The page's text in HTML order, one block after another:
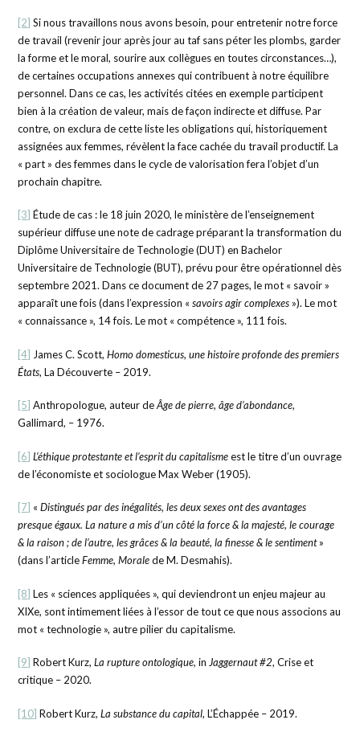
[2] Si nous travaillons nous avons besoin, pour entretenir notre force
de travail (revenir jour après jour au taf sans péter les plombs, garder
la forme et le moral, sourire aux collègues en toutes circonstances…),
de certaines occupations annexes qui contribuent à notre équilibre
personnel. Dans ce cas, les activités citées en exemple participent
bien à la création de valeur, mais de façon indirecte et diffuse. Par
contre, on exclura de cette liste les obligations qui, historiquement
assignées aux femmes, révèlent la face cachée du travail productif. La
« part » des femmes dans le cycle de valorisation fera l’objet d’un
prochain chapitre.
[3] Étude de cas : le 18 juin 2020, le ministère de l’enseignement
supérieur diffuse une note de cadrage préparant la transformation du
Diplôme Universitaire de Technologie (DUT) en Bachelor
Universitaire de Technologie (BUT), prévu pour être opérationnel dès
septembre 2021. Dans ce document de 27 pages, le mot « savoir »
apparaît une fois (dans l’expression « savoirs agir complexes »). Le mot
« connaissance », 14 fois. Le mot « compétence », 111 fois.
[4] James C. Scott,Homo domesticus, une histoire profonde des premiers
États, La Découverte – 2019.
[5] Anthropologue, auteur deÂge de pierre, âge d’abondance,
Gallimard, – 1976.
[6] L’éthique protestante et l’esprit du capitalismeest le titre d’un ouvrage
de l’économiste et sociologue Max Weber (1905).
[7] «Distingués par des inégalités, les deux sexes ont des avantages
presque égaux. La nature a mis d’un côté la force & la majesté, le courage
& la raison ; de l’autre, lesgrâces& la beauté, la finesse & le sentiment»
(dans l’articleFemme, Moralede M. Desmahis).
[8] Les « sciences appliquées », qui deviendront un enjeu majeur au
XIXe, sont intimement liées à l’essor de tout ce que nous associons au
mot « technologie », autre pilier du capitalisme.
[9] Robert Kurz,La rupture ontologique, inJaggernaut #2, Crise et
critique – 2020.
[10] Robert Kurz,La substance du capital, L’Échappée – 2019.